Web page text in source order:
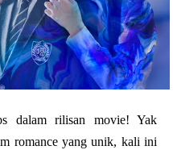
dalam rilisan movie! Yak
romance yang unik, kali ini